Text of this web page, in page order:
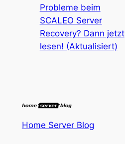
Probleme beim
SCALEO Server
Recovery? Dann jetzt
lesen! (Aktualisiert)
Home Server Blog